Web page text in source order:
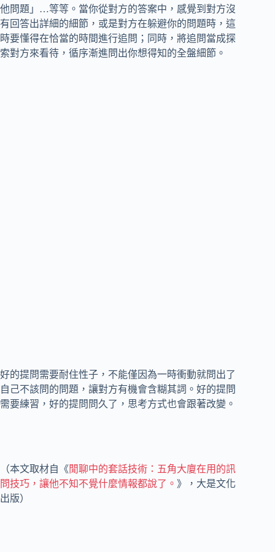
他問題」…等等。當你從對方的答案中，感覺到對方沒
有回答出詳細的細節，或是對方在躲避你的問題時，這
時要懂得在恰當的時間進行追問；同時，將追問當成探
索對方來看待，循序漸進問出你想得知的全盤細節。
好的提問需要耐住性子，不能僅因為一時衝動就問出了
自己不該問的問題，讓對方有機會含糊其詞。好的提問
需要練習，好的提問問久了，思考方式也會跟著改變。
（本文取材自《閒聊中的套話技術：五角大廈在用的訊
問技巧，讓他不知不覺什麼情報都說了。 》，大是文化
出版）